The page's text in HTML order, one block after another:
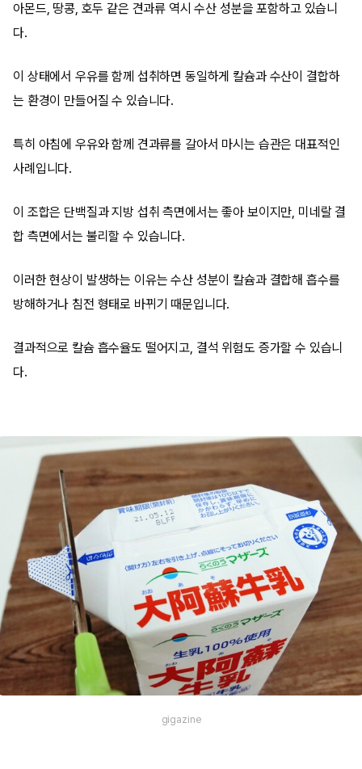
아몬드, 땅콩, 호두 같은 견과류 역시 수산 성분을 포함하고 있습니
다.
이 상태에서 우유를 함께 섭취하면 동일하게 칼슘과 수산이 결합하
는 환경이 만들어질 수 있습니다.
특히 아침에 우유와 함께 견과류를 갈아서 마시는 습관은 대표적인
사례입니다.
이 조합은 단백질과 지방 섭취 측면에서는 좋아 보이지만, 미네랄 결
합 측면에서는 불리할 수 있습니다.
이러한 현상이 발생하는 이유는 수산 성분이 칼슘과 결합해 흡수를
방해하거나 침전 형태로 바뀌기 때문입니다.
결과적으로 칼슘 흡수율도 떨어지고, 결석 위험도 증가할 수 있습니
다.
gigazine